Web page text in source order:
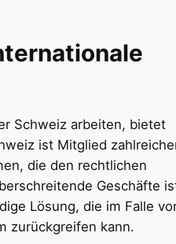
Schweiz arbeiten, bietet
ist Mitglied
die den rechtlichen
Geschäfte
Lösung, die im Falle
zurückgreifen kann.